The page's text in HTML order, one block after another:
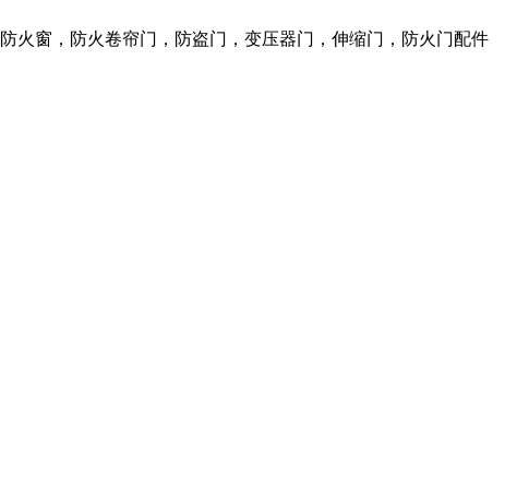
火窗，防火卷帘门，防盗门，变压器门，伸缩门，防火门配件